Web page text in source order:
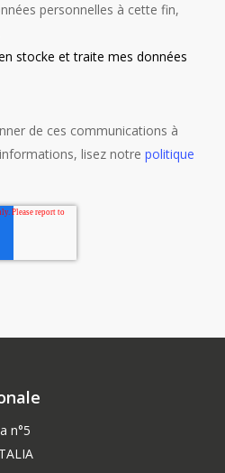
personnelles à cette fin,
stocke et traite mes données
de ces communications à
lisez notre politique
n°5